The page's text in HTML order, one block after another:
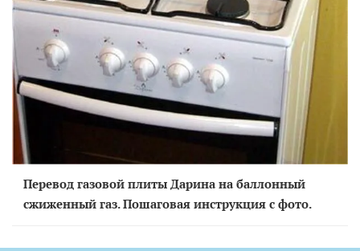
Перевод газовой плиты Дарина на баллонный
сжиженный газ. Пошаговая инструкция с фото.